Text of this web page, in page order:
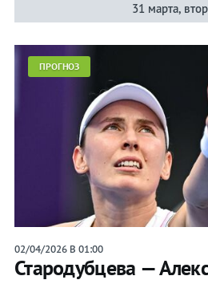
31 марта,
ПРОГНОЗ
02/04/2026 В 01:00
Стародубцева —